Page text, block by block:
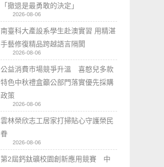
「撤退是最勇敢的決定」
2026-08-06
南臺科大產設系學生赴澳實習 用精湛
手藝修復精品跨越語言隔閡
2026-08-06
公益消費市場競爭升溫 喜憨兒多款
特色中秋禮盒籲公部門落實優先採購
政策
2026-08-06
雲林榮欣志工居家打掃貼心守護榮民
眷
2026-08-06
第2屆鈣鈦礦校園創新應用競賽 中